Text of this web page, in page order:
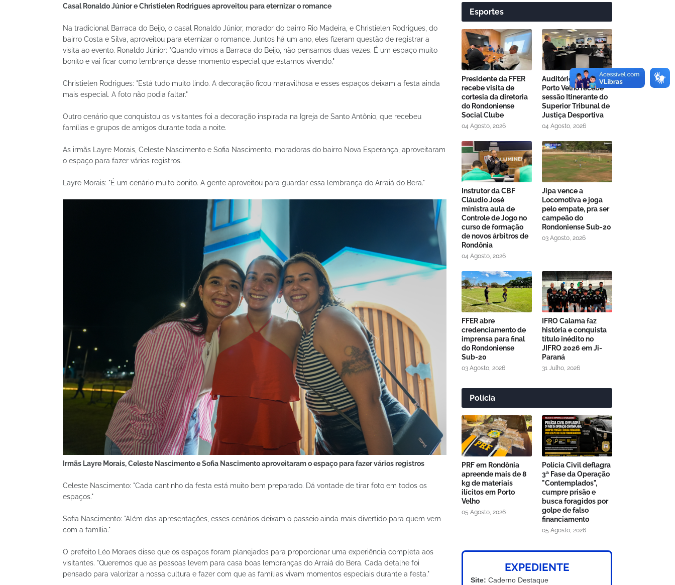
Casal Ronaldo Júnior e Christielen Rodrigues aproveitou para eternizar o romance
Na tradicional Barraca do Beijo, o casal Ronaldo Júnior, morador do bairro Rio Madeira, e Christielen Rodrigues, do
bairro Costa e Silva, aproveitou para eternizar o romance. Juntos há um ano, eles fizeram questão de registrar a
visita ao evento. Ronaldo Júnior: "Quando vimos a Barraca do Beijo, não pensamos duas vezes. É um espaço muito
bonito e vai ficar como lembrança desse momento especial que estamos vivendo."
Christielen Rodrigues: "Está tudo muito lindo. A decoração ficou maravilhosa e esses espaços deixam a festa ainda
mais especial. A foto não podia faltar."
Outro cenário que conquistou os visitantes foi a decoração inspirada na Igreja de Santo Antônio, que recebeu
famílias e grupos de amigos durante toda a noite.
As irmãs Layre Morais, Celeste Nascimento e Sofia Nascimento, moradoras do bairro Nova Esperança, aproveitaram
o espaço para fazer vários registros.
Layre Morais: "É um cenário muito bonito. A gente aproveitou para guardar essa lembrança do Arraiá do Bera."
Irmãs Layre Morais, Celeste Nascimento e Sofia Nascimento aproveitaram o espaço para fazer vários registros
Celeste Nascimento: "Cada cantinho da festa está muito bem preparado. Dá vontade de tirar foto em todos os
espaços."
Sofia Nascimento: "Além das apresentações, esses cenários deixam o passeio ainda mais divertido para quem vem
com a família."
O prefeito Léo Moraes disse que os espaços foram planejados para proporcionar uma experiência completa aos
visitantes. "Queremos que as pessoas levem para casa boas lembranças do Arraiá do Bera. Cada detalhe foi
pensado para valorizar a nossa cultura e fazer com que as famílias vivam momentos especiais durante a festa."
Esportes
Presidente da FFER
recebe visita de
cortesia da diretoria
do Rondoniense
Social Clube
04 Agosto, 2026
Auditório da OAB em
Porto Velho recebe
sessão Itinerante do
Superior Tribunal de
Justiça Desportiva
04 Agosto, 2026
Instrutor da CBF
Cláudio José
ministra aula de
Controle de Jogo no
curso de formação
de novos árbitros de
Rondônia
04 Agosto, 2026
Jipa vence a
Locomotiva e joga
pelo empate, pra ser
campeão do
Rondoniense Sub-20
03 Agosto, 2026
FFER abre
credenciamento de
imprensa para final
do Rondoniense
Sub-20
03 Agosto, 2026
IFRO Calama faz
história e conquista
título inédito no
JIFRO 2026 em Ji-
Paraná
31 Julho, 2026
Polícia
PRF em Rondônia
apreende mais de 8
kg de materiais
ilícitos em Porto
Velho
05 Agosto, 2026
Polícia Civil deflagra
3ª Fase da Operação
"Contemplados",
cumpre prisão e
busca foragidos por
golpe de falso
financiamento
05 Agosto, 2026
EXPEDIENTE
Site: Caderno Destaque